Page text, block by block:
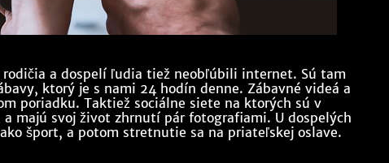
a dospelí ľudia tiež neobľúbili internet. Sú tam
ktorý je s nami 24 hodín denne. Zábavné videá a
poriadku. Taktiež sociálne siete na ktorých sú v
majú svoj život zhrnutí pár fotografiami. U dospelých
šport, a potom stretnutie sa na priateľskej oslave.